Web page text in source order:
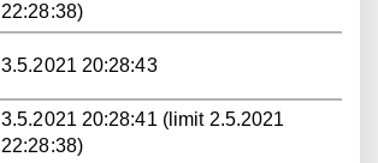
22:28:38)
3.5.2021 20:28:43
3.5.2021 20:28:41 (limit 2.5.2021
22:28:38)